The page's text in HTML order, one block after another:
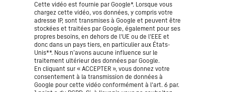
Cette vidéo est fournie par Google*. Lorsque vous
chargez cette vidéo, vos données, y compris votre
adresse IP, sont transmises à Google et peuvent être
stockées et traitées par Google, également pour ses
propres besoins, en dehors de l'UE ou de l'EEE et
donc dans un pays tiers, en particulier aux États-
Unis**. Nous n’avons aucune influence sur le
traitement ultérieur des données par Google.
En cliquant sur « ACCEPTER », vous donnez votre
consentement à la transmission de données à
Google pour cette vidéo conformément à l'art. 6 par.